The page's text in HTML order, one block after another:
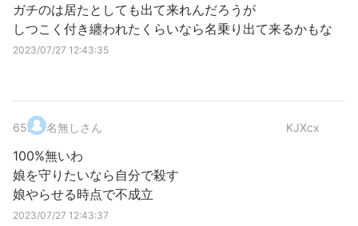
ガチのは居たとしても出て来れんだろうが
しつこく付き纏われたくらいなら名乗り出て来るかもな
2023/07/27 12:43:35
65. 名無しさん KJXcx
100%無いわ
娘を守りたいなら自分で殺す
娘やらせる時点で不成立
2023/07/27 12:43:37